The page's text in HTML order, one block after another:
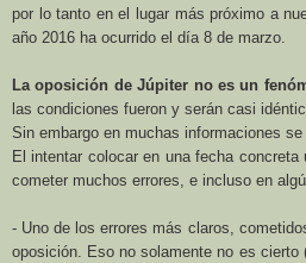
por lo tanto en el lugar más próximo a
año 2016 ha ocurrido el día 8 de marzo.
La oposición de Júpiter no es un
las condiciones fueron y serán casi
Sin embargo en muchas informaciones
El intentar colocar en una fecha
cometer muchos errores, e incluso en
- Uno de los errores más claros,
oposición. Eso no solamente no es